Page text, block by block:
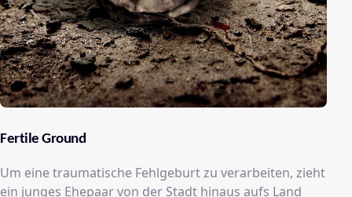
Fertile Ground
Um eine traumatische Fehlgeburt zu verarbeiten, zieht
ein junges Ehepaar von der Stadt hinaus aufs Land